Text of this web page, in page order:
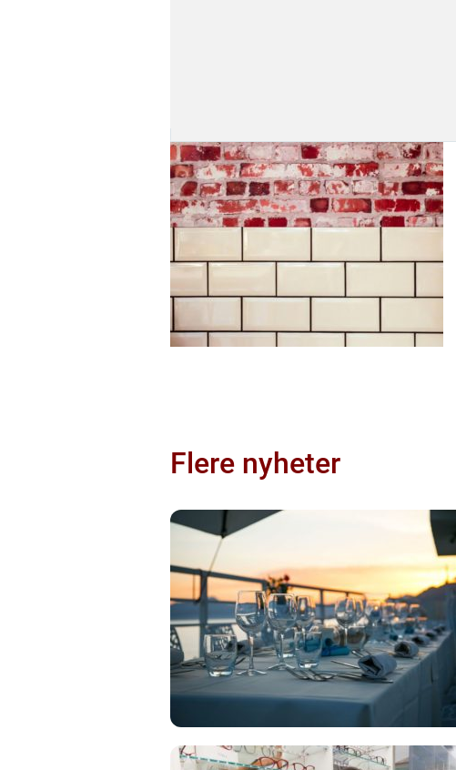
Flere nyheter